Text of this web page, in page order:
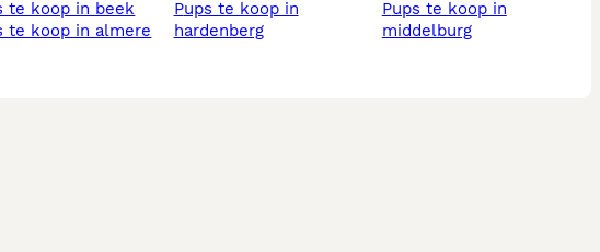
te koop in beek
te koop in almere
pups te koop in
hardenberg
pups te koop in
middelburg